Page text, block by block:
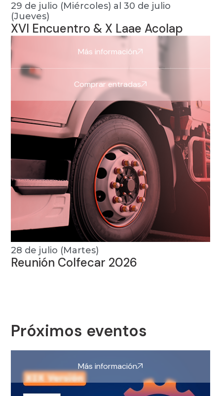
29 de julio (Miércoles) al 30 de julio
(Jueves)
XVI Encuentro & X Laae Acolap
Más información
Comprar entradas
28 de julio (Martes)
Reunión Colfecar 2026
Próximos eventos
Más información